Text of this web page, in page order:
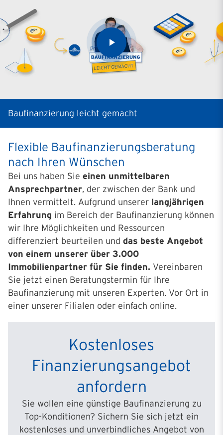
Baufinanzierung leicht gemacht
Flexible Bau­finanzierungs­beratung
nach Ihren Wünschen
Bei uns haben Sie einen unmittelbaren
Ansprechpartner, der zwischen der Bank und
Ihnen vermittelt. Aufgrund unserer langjährigen
Erfahrung im Bereich der Baufinanzierung können
wir Ihre Möglichkeiten und Ressourcen
differenziert beurteilen und das beste Angebot
von einem unserer über 3.000
Immobilienpartner für Sie finden. Vereinbaren
Sie jetzt einen Beratungstermin für Ihre
Baufinanzierung mit unseren Experten. Vor Ort in
einer unserer Filialen oder einfach online.
Kostenloses
Finanzierungs­angebot
anfordern
Sie wollen eine günstige Baufinanzierung zu
Top-Konditionen? Sichern Sie sich jetzt ein
kostenloses und unverbindliches Angebot von